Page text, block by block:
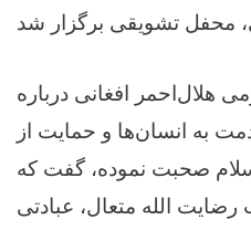
هلال‌احمر افغانی درباره
به انسان‌ها و حمایت از
اسلام صحبت نموده، گفت که
الله متعال، عبادتی